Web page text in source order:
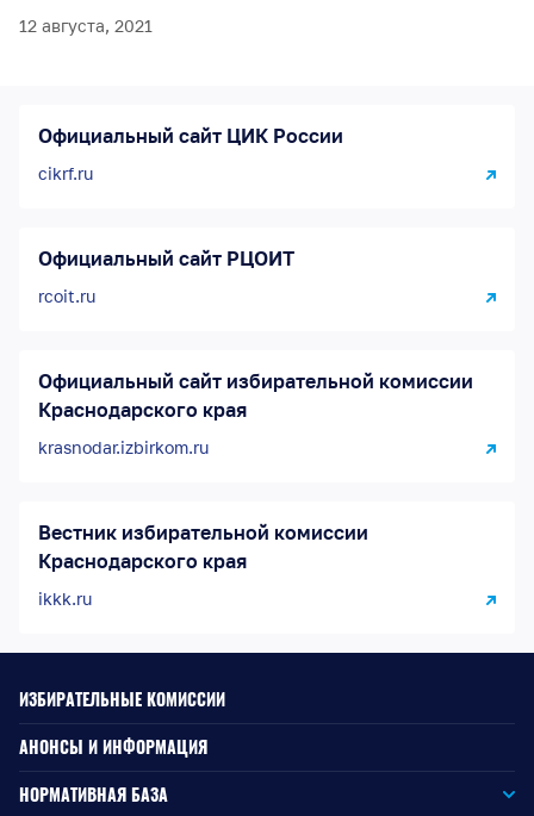
12 августа, 2021
Официальный сайт ЦИК России
cikrf.ru
Официальный сайт РЦОИТ
rcoit.ru
Официальный сайт избирательной комиссии
Краснодарского края
krasnodar.izbirkom.ru
Вестник избирательной комиссии
Краснодарского края
ikkk.ru
ИЗБИРАТЕЛЬНЫЕ КОМИССИИ
АНОНСЫ И ИНФОРМАЦИЯ
НОРМАТИВНАЯ БАЗА